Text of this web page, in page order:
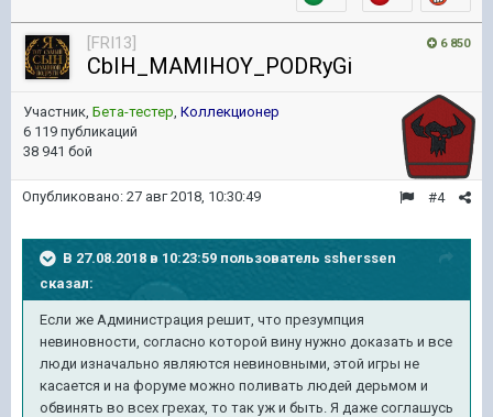
6 850
[FRI13]
CbIH_MAMIHOY_PODRyGi
Участник, Бета-тестер, Коллекционер
6 119 публикаций
38 941 бой
#4
Опубликовано: 27 авг 2018, 10:30:49
В 27.08.2018 в 10:23:59 пользователь ssherssen
сказал:
Если же Администрация решит, что презумпция
невиновности, согласно которой вину нужно доказать и все
люди изначально являются невиновными, этой игры не
касается и на форуме можно поливать людей дерьмом и
обвинять во всех грехах, то так уж и быть. Я даже соглашусь